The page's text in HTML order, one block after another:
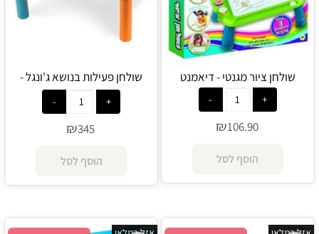
שולחן ציור מגנטי - דיאמנט
₪106.90
הוסף לסל
שולחן פעילות בנושא ג'ונגל -
Melissa and Doug
₪345
הוסף לסל